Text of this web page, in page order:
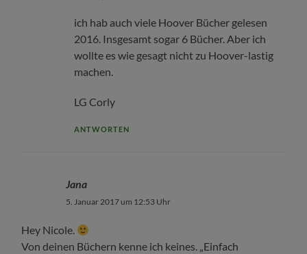
ich hab auch viele Hoover Bücher gelesen
2016. Insgesamt sogar 6 Bücher. Aber ich
wollte es wie gesagt nicht zu Hoover-lastig
machen.
LG Corly
ANTWORTEN
Jana
5. Januar 2017 um 12:53 Uhr
Hey Nicole.
Von deinen Büchern kenne ich keines. „Einfach